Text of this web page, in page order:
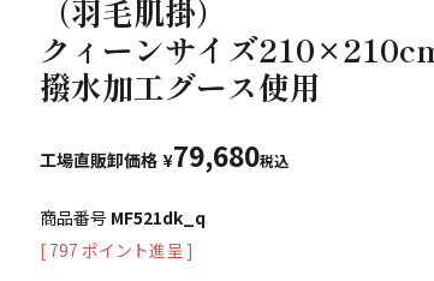
（羽毛肌掛）
クィーンサイズ
撥水加工グース使用
工場直販卸価格 ¥79,680税込
商品番号 MF521dk_q
[ 797 ポイント進呈 ]